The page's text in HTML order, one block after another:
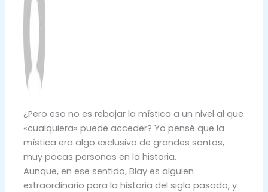
¿Pero eso no es rebajar la mística a un nivel al que
«cualquiera» puede acceder? Yo pensé que la
mística era algo exclusivo de grandes santos,
muy pocas personas en la historia.
Aunque, en ese sentido, Blay es alguien
extraordinario para la historia del siglo pasado, y